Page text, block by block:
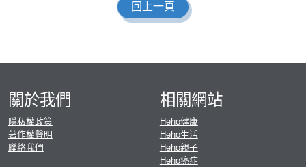
回上一頁
關於我們
隱私權政策
著作權聲明
聯絡我們
相關網站
Heho健康
Heho生活
Heho親子
Heho癌症